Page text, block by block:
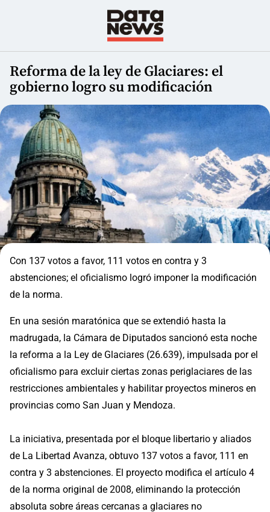
Reforma de la ley de Glaciares: el
gobierno logro su modificación
Con 137 votos a favor, 111 votos en contra y 3
abstenciones; el oficialismo logró imponer la modificación
de la norma.
En una sesión maratónica que se extendió hasta la
madrugada, la Cámara de Diputados sancionó esta noche
la reforma a la Ley de Glaciares (26.639), impulsada por el
oficialismo para excluir ciertas zonas periglaciares de las
restricciones ambientales y habilitar proyectos mineros en
provincias como San Juan y Mendoza.
La iniciativa, presentada por el bloque libertario y aliados
de La Libertad Avanza, obtuvo 137 votos a favor, 111 en
contra y 3 abstenciones. El proyecto modifica el artículo 4
de la norma original de 2008, eliminando la protección
absoluta sobre áreas cercanas a glaciares no